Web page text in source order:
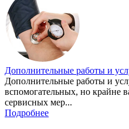
Дополнительные работы и
Дополнительные работы и
вспомогательных, но крайне
сервисных мер...
Подробнее